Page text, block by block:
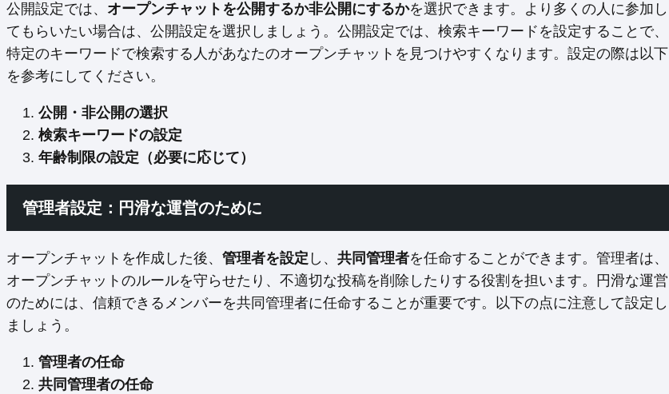
公開設定では、 オープンチャットを公開するか非公開にするかを選択できます。より多くの人に参加し
てもらいたい場合は、公開設定を選択しましょう。公開設定では、検索キーワードを設定することで、
特定のキーワードで検索する人があなたのオープンチャットを見つけやすくなります。設定の際は以下
を参考にしてください。
公開・非公開の選択
検索キーワードの設定
年齢制限の設定（必要に応じて）
管理者設定：円滑な運営のために
オープンチャットを作成した後、 管理者を設定 し、 共同管理者を任命することができます。管理者は、
オープンチャットのルールを守らせたり、不適切な投稿を削除したりする役割を担います。円滑な運営
のためには、信頼できるメンバーを共同管理者に任命することが重要です。以下の点に注意して設定し
ましょう。
管理者の任命
共同管理者の任命